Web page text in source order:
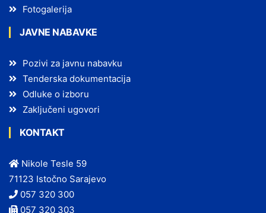
Fotogalerija
JAVNE NABAVKE
Pozivi za javnu nabavku
Tenderska dokumentacija
Odluke o izboru
Zaključeni ugovori
KONTAKT
Nikole Tesle 59
71123 Istočno Sarajevo
057 320 300
057 320 303